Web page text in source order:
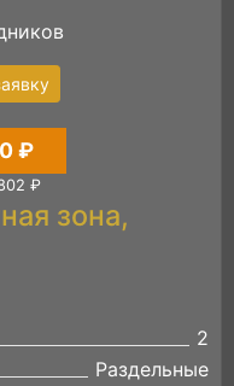
₽
₽
зона,
2
Раздельные